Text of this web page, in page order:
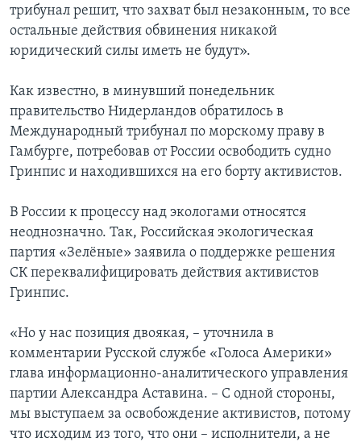
трибунал решит, что захват был незаконным, то все
остальные действия обвинения никакой
юридический силы иметь не будут».
Как известно, в минувший понедельник
правительство Нидерландов обратилось в
Международный трибунал по морскому праву в
Гамбурге, потребовав от России освободить судно
Гринпис и находившихся на его борту активистов.
В России к процессу над экологами относятся
неоднозначно. Так, Российская экологическая
партия «Зелёные» заявила о поддержке решения
СК переквалифицировать действия активистов
Гринпис.
«Но у нас позиция двоякая, – уточнила в
комментарии Русской службе «Голоса Америки»
глава информационно-аналитического управления
партии Александра Аставина. – С одной стороны,
мы выступаем за освобождение активистов, потому
что исходим из того, что они – исполнители, а не